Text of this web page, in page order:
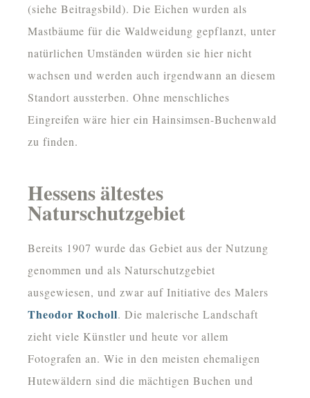
(siehe Beitragsbild). Die Eichen wurden als
Mastbäume für die Waldweidung gepflanzt, unter
natürlichen Umständen würden sie hier nicht
wachsen und werden auch irgendwann an diesem
Standort aussterben. Ohne menschliches
Eingreifen wäre hier ein Hainsimsen-Buchenwald
zu finden.
Hessens ältestes
Naturschutzgebiet
Bereits 1907 wurde das Gebiet aus der Nutzung
genommen und als Naturschutzgebiet
ausgewiesen, und zwar auf Initiative des Malers
Theodor Rocholl. Die malerische Landschaft
zieht viele Künstler und heute vor allem
Fotografen an. Wie in den meisten ehemaligen
Hutewäldern sind die mächtigen Buchen und